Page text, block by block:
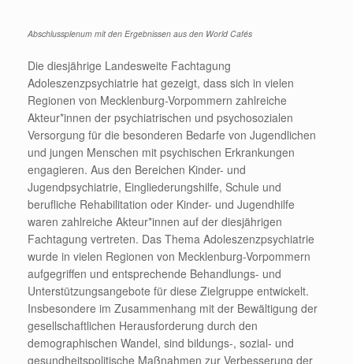
Abschlussplenum mit den Ergebnissen aus den World Cafés
Die diesjährige Landesweite Fachtagung
Adoleszenzpsychiatrie hat gezeigt, dass sich in vielen
Regionen von Mecklenburg-Vorpommern zahlreiche
Akteur*innen der psychiatrischen und psychosozialen
Versorgung für die besonderen Bedarfe von Jugendlichen
und jungen Menschen mit psychischen Erkrankungen
engagieren. Aus den Bereichen Kinder- und
Jugendpsychiatrie, Eingliederungshilfe, Schule und
berufliche Rehabilitation oder Kinder- und Jugendhilfe
waren zahlreiche Akteur*innen auf der diesjährigen
Fachtagung vertreten. Das Thema Adoleszenzpsychiatrie
wurde in vielen Regionen von Mecklenburg-Vorpommern
aufgegriffen und entsprechende Behandlungs- und
Unterstützungsangebote für diese Zielgruppe entwickelt.
Insbesondere im Zusammenhang mit der Bewältigung der
gesellschaftlichen Herausforderung durch den
demographischen Wandel, sind bildungs-, sozial- und
gesundheitspolitische Maßnahmen zur Verbesserung der